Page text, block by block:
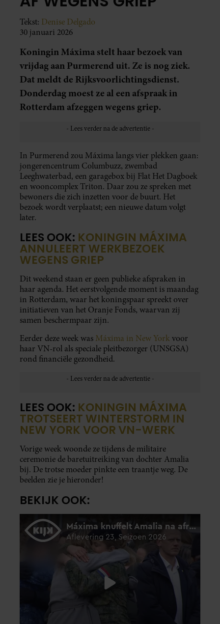
Tekst: Denise Delgado
30 januari 2026
Koningin Máxima stelt haar bezoek van
vrijdag aan Purmerend uit. Ze is nog ziek.
Dat meldt de Rijksvoorlichtingsdienst.
Donderdag moest ze al een afspraak in
Rotterdam afzeggen wegens griep.
In Purmerend zou Máxima langs vier plekken gaan:
jongerencentrum Columbuzz, zwembad
Leeghwaterbad, een garagebox bij Flat Het Dagboek
en wooncomplex Triton. Daar zou ze spreken met
bewoners die zich inzetten voor de buurt. Het
bezoek wordt verplaatst; een nieuwe datum volgt
later.
LEES OOK: KONINGIN MÁXIMA
ANNULEERT WERKBEZOEK
WEGENS GRIEP
Dit weekend staan er geen publieke afspraken in
haar agenda. Het eerstvolgende moment is maandag
in Rotterdam, waar het koningspaar spreekt over
initiatieven van het Oranje Fonds, waarvan zij
samen beschermpaar zijn.
Eerder deze week was Máxima in New Yorkvoor
haar VN-rol als speciale pleitbezorger (UNSGSA)
rond financiële gezondheid.
LEES OOK: KONINGIN MÁXIMA
TROTSEERT WINTERSTORM IN
NEW YORK VOOR VN-WERK
Vorige week woonde ze tijdens de militaire
ceremonie de baretuitreiking van dochter Amalia
bij. De trotse moeder pinkte een traantje weg. De
beelden zie je hieronder!
BEKIJK OOK: